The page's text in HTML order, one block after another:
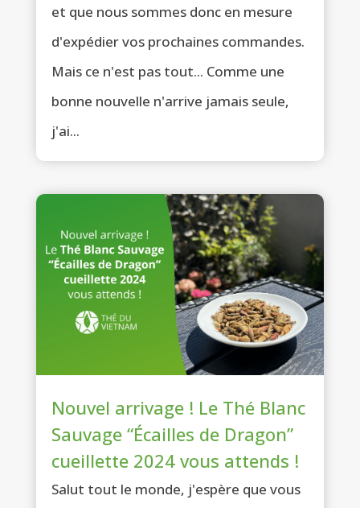
et que nous sommes donc en mesure
d'expédier vos prochaines commandes.
Mais ce n'est pas tout... Comme une
bonne nouvelle n'arrive jamais seule,
j'ai...
Nouvel arrivage ! Le Thé Blanc
Sauvage “Écailles de Dragon”
cueillette 2024 vous attends !
Salut tout le monde, j'espère que vous